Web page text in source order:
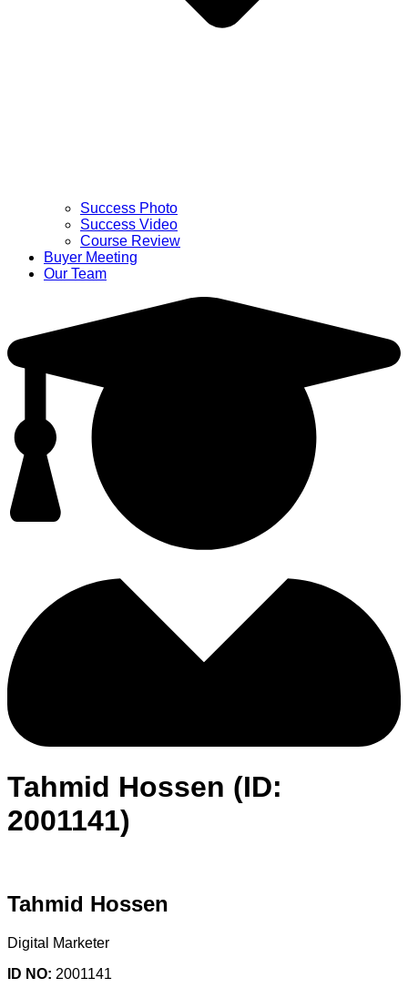
Success Photo
Success Video
Course Review
Buyer Meeting
Our Team
Tahmid Hossen (ID:
2001141)
Tahmid Hossen
Digital Marketer
ID NO: 2001141